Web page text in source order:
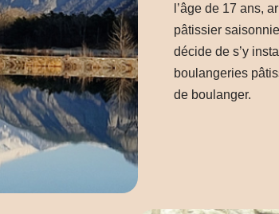
l’âge de 17 ans,
pâtissier
décide de s’y
boulangeries
de boulanger.